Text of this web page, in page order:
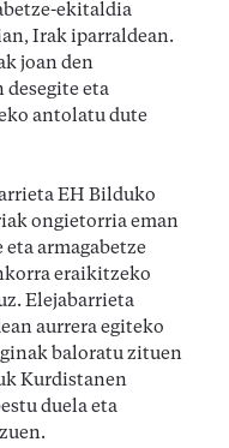
ekitaldia
Irak iparraldean.
joan den
desegite eta
antolatu dute
EH Bilduko
ongietorria eman
armagabetze
eraikitzeko
Elejabarrieta
aurrera egiteko
baloratu zituen
Kurdistanen
duela eta